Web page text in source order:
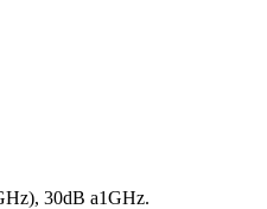
30dB a1GHz.